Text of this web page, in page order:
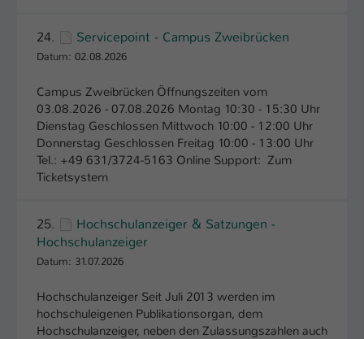
24. Servicepoint - Campus Zweibrücken
Datum: 02.08.2026
Campus Zweibrücken Öffnungszeiten vom
03.08.2026 - 07.08.2026 Montag 10:30 - 15:30 Uhr
Dienstag Geschlossen Mittwoch 10:00 - 12:00 Uhr
Donnerstag Geschlossen Freitag 10:00 - 13:00 Uhr
Tel.: +49 631/3724-5163 Online Support: Zum
Ticketsystem
25.
Hochschulanzeiger & Satzungen -
Hochschulanzeiger
Datum: 31.07.2026
Hochschulanzeiger Seit Juli 2013 werden im
hochschuleigenen Publikationsorgan, dem
Hochschulanzeiger, neben den Zulassungszahlen auch
Anbieter TYPO3
Zweck
Dieser Cookie teilt der Webseite mit, ob
ein Besucher im Typo3-Backend
angemeldet ist und Rechte besitzt diese
zu verwalten.